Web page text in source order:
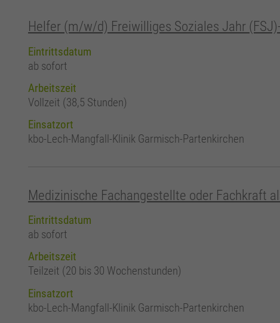
Helfer (m/w/d) Freiwilliges Soziales Jahr
Eintrittsdatum
ab sofort
Arbeitszeit
Vollzeit (38,5 Stunden)
Einsatzort
kbo-Lech-Mangfall-Klinik Garmisch-Partenkirchen
Medizinische Fachangestellte oder Fachkraft
Eintrittsdatum
ab sofort
Arbeitszeit
Teilzeit (20 bis 30 Wochenstunden)
Einsatzort
kbo-Lech-Mangfall-Klinik Garmisch-Partenkirchen